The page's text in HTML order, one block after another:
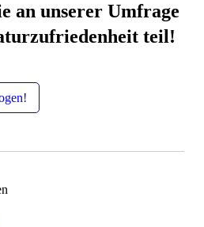
an unserer Umfrage
teil!